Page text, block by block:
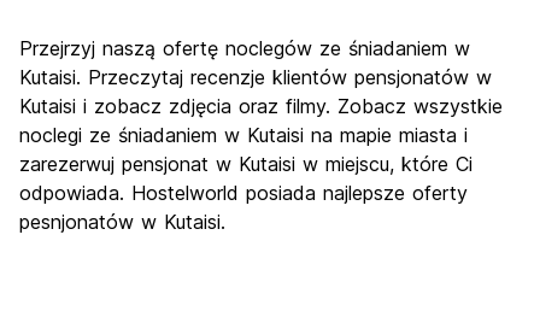
Kultura
6.7
Imprezy
5.3
Najlepsza wartość
Przejrzyj naszą ofertę noclegów ze śniadaniem w
Kutaisi. Przeczytaj recenzje klientów pensjonatów w
Kutaisi i zobacz zdjęcia oraz filmy. Zobacz wszystkie
noclegi ze śniadaniem w Kutaisi na mapie miasta i
zarezerwuj pensjonat w Kutaisi w miejscu, które Ci
odpowiada. Hostelworld posiada najlepsze oferty
pesnjonatów w Kutaisi.